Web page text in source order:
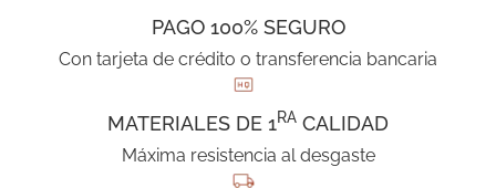
PAGO 100% SEGURO
Con tarjeta de crédito o transferencia bancaria
MATERIALES DE 1RA CALIDAD
Máxima resistencia al desgaste